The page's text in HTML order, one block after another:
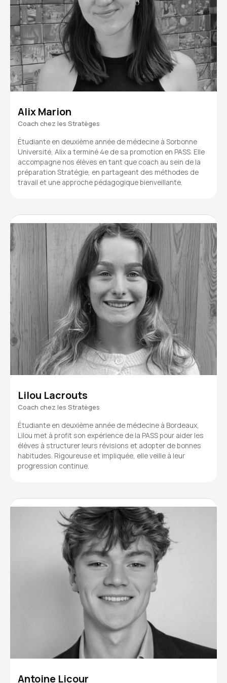
Alix Marion
Coach chez les Stratèges
Étudiante en deuxième année de médecine à Sorbonne
Université, Alix a terminé 4e de sa promotion en PASS. Elle
accompagne nos élèves en tant que coach au sein de la
préparation Stratégie, en partageant des méthodes de
travail et une approche pédagogique bienveillante.
Lilou Lacrouts
Coach chez les Stratèges
Étudiante en deuxième année de médecine à Bordeaux,
Lilou met à profit son expérience de la PASS pour aider les
élèves à structurer leurs révisions et adopter de bonnes
habitudes. Rigoureuse et impliquée, elle veille à leur
progression continue.
Antoine Licour